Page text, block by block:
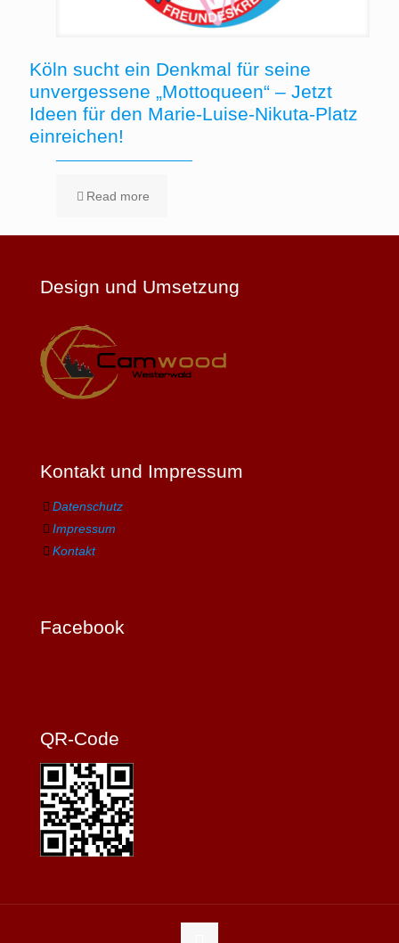
Köln sucht ein Denkmal für seine
unvergessene „Mottoqueen“ – Jetzt
Ideen für den Marie-Luise-Nikuta-Platz
einreichen!
Read more
Design und Umsetzung
Kontakt und Impressum
Datenschutz
Impressum
Kontakt
Facebook
QR-Code